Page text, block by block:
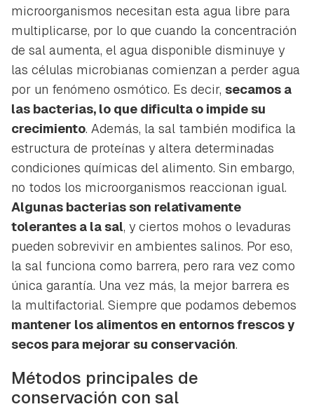
microorganismos necesitan esta agua libre para
multiplicarse, por lo que cuando la concentración
de sal aumenta, el agua disponible disminuye y
las células microbianas comienzan a perder agua
por un fenómeno osmótico. Es decir, secamos a
las bacterias, lo que dificulta o impide su
crecimiento. Además, la sal también modifica la
estructura de proteínas y altera determinadas
condiciones químicas del alimento. Sin embargo,
no todos los microorganismos reaccionan igual.
Algunas bacterias son relativamente
tolerantes a la sal, y ciertos mohos o levaduras
pueden sobrevivir en ambientes salinos. Por eso,
la sal funciona como barrera, pero rara vez como
única garantía. Una vez más, la mejor barrera es
la multifactorial. Siempre que podamos debemos
mantener los alimentos en entornos frescos y
secos para mejorar su conservación.
Métodos principales de
conservación con sal